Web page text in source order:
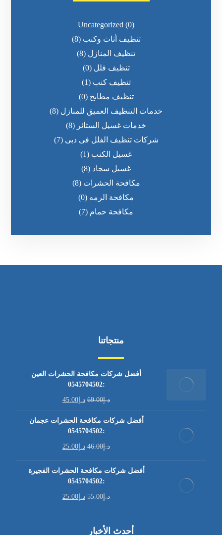
Uncategorized (0)
تنظيف أثاث وكنب (8)
تنظيف المنازل (8)
تنظيف فلل (0)
تنظيف كنب (1)
تنظيف مطابخ (0)
خدمات التنظيف العميق للمنازل (8)
خدمات غسيل الستائر (8)
شركات تنظيف الفلل فى دبى (7)
غسيل الكنب (1)
غسيل سجاد (8)
مكافحة الحشرات (8)
مكافحة الرمه (0)
مكافحة حمام (7)
منتجاتنا
أفضل شركات مكافحة الحشرات العين
:0545704502
د.إ69.00 د.إ 45.00
أفضل شركات مكافحة الحشرات عجمان
:0545704502
د.إ46.00 د.إ 25.00
أفضل شركات مكافحة الحشرات الفجيرة
:0545704502
د.إ55.00 د.إ 25.00
أحدث الأخبار